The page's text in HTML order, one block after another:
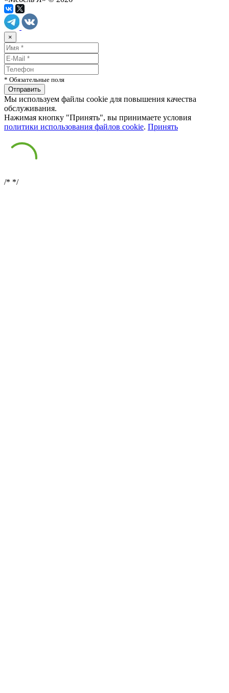
×
* Обязательные поля
Мы используем файлы cookie для повышения качества
обслуживания.
Нажимая кнопку "Принять", вы принимаете условия
политики использования файлов cookie. Принять
/* */